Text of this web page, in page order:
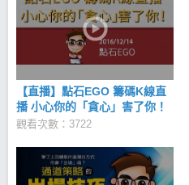
【直播】點石EGO 籌碼K線直
播 小心你的「貪心」害了你！
20161214
觀看次數：3722